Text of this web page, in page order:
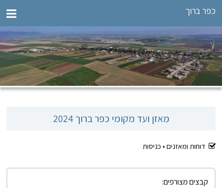
כפר ברוך
מאזן ועד מקומי כפר ברוך 2024
דוחות ומאזנים • כניסות
קבצים מצורפים: